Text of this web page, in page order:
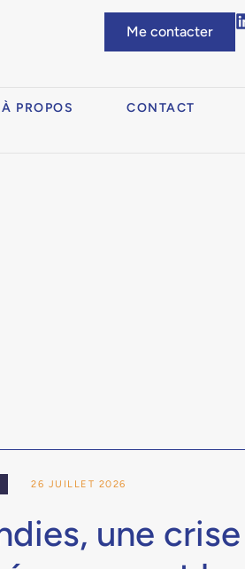
Me contacter
À PROPOS CONTACT
une crise
26 JUILLET 2026